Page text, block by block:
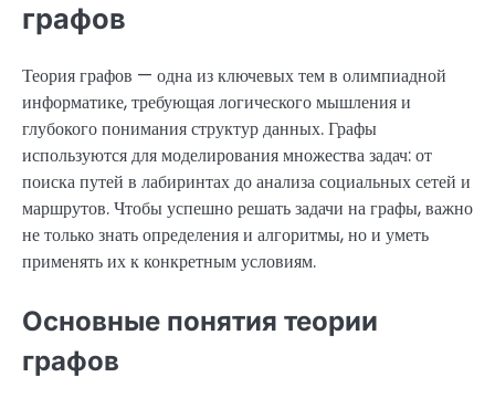
графов
Теория графов — одна из ключевых тем в олимпиадной
информатике, требующая логического мышления и
глубокого понимания структур данных. Графы
используются для моделирования множества задач: от
поиска путей в лабиринтах до анализа социальных сетей и
маршрутов. Чтобы успешно решать задачи на графы, важно
не только знать определения и алгоритмы, но и уметь
применять их к конкретным условиям.
Основные понятия теории
графов